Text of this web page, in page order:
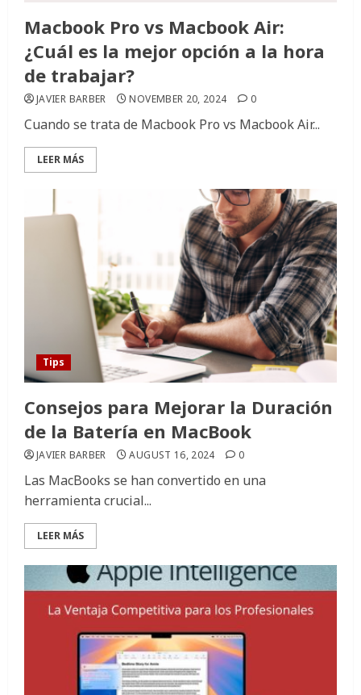
Macbook Pro vs Macbook Air:
¿Cuál es la mejor opción a la hora
de trabajar?
JAVIER BARBER NOVEMBER 20, 2024 0
Cuando se trata de Macbook Pro vs Macbook Air...
LEER MÁS
Tips
Consejos para Mejorar la Duración
de la Batería en MacBook
JAVIER BARBER AUGUST 16, 2024 0
Las MacBooks se han convertido en una
herramienta crucial...
LEER MÁS